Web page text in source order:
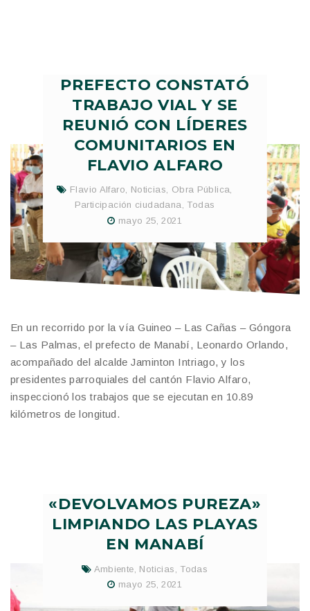
PREFECTO CONSTATÓ
TRABAJO VIAL Y SE
REUNIÓ CON LÍDERES
COMUNITARIOS EN
FLAVIO ALFARO
Flavio Alfaro, Noticias, Obra Pública,
Participación ciudadana, Todas
mayo 25, 2021
En un recorrido por la vía Guineo – Las Cañas – Góngora
– Las Palmas, el prefecto de Manabí, Leonardo Orlando,
acompañado del alcalde Jaminton Intriago, y los
presidentes parroquiales del cantón Flavio Alfaro,
inspeccionó los trabajos que se ejecutan en 10.89
kilómetros de longitud.
«DEVOLVAMOS PUREZA»
LIMPIANDO LAS PLAYAS
EN MANABÍ
Ambiente Noticias
Todas
mayo 25, 2021